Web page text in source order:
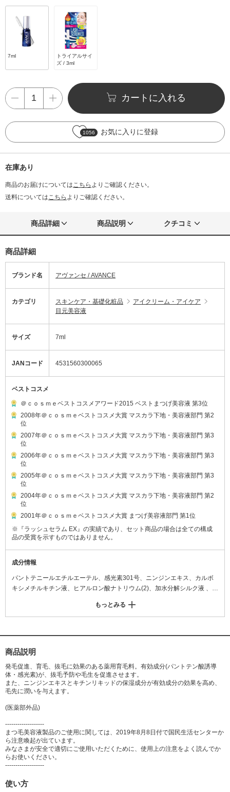
7ml
トライアルサイ
ズ / 3ml
カートに入れる
1056 お気に入りに登録
在庫あり
商品のお届けについては こちら よりご確認ください。
送料については こちら よりご確認ください。
商品詳細 商品説明 クチコミ
商品詳細
ブランド名 アヴァンセ / AVANCE
カテゴリ スキンケア・基礎化粧品
アイクリーム・アイケア
目元美容液
サイズ 7ml
JANコード 4531560300065
ベストコスメ
＠ｃｏｓｍｅベストコスメアワード2015 ベストまつげ美容液 第3位
2008年＠ｃｏｓｍｅベストコスメ大賞 マスカラ下地・美容液部門 第2
位
2007年＠ｃｏｓｍｅベストコスメ大賞 マスカラ下地・美容液部門 第3
位
2006年＠ｃｏｓｍｅベストコスメ大賞 マスカラ下地・美容液部門 第3
位
2005年＠ｃｏｓｍｅベストコスメ大賞 マスカラ下地・美容液部門 第3
位
2004年＠ｃｏｓｍｅベストコスメ大賞 マスカラ下地・美容液部門 第2
位
2001年＠ｃｏｓｍｅベストコスメ大賞 まつげ美容液部門 第1位
※『ラッシュセラム EX』の実績であり、セット商品の場合は全ての構成
品の受賞を示すものではありません。
成分情報
パントテニールエチルエーテル、感光素301号、ニンジンエキス、カルボ
キシメチルキチン液、ヒアルロン酸ナトリウム(2)、加水分解シルク液 、精
ナトリウム、クエン酸、パラオキシ安息香酸エステル(+/-)クエン酸ナトリ
ウム
もっとみる
商品説明
発毛促進、育毛、抜毛に効果のある薬用育毛料。有効成分(パントテン酸誘導
体・感光素)が、抜毛予防や毛生を促進させます。
また、ニンジンエキスとキチンリキッドの保湿成分が有効成分の効果を高め、
毛先に潤いを与えます。
(医薬部外品)
-------------------
まつ毛美容液製品のご使用に関しては、2019年8月8日付で国民生活センターか
ら注意喚起が出ています。
みなさまが安全で適切にご使用いただくために、使用上の注意をよく読んでか
らお使いください。
-------------------
使い方